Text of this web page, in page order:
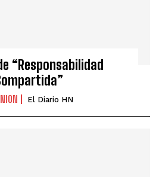
“Responsabilidad
El Diario HN